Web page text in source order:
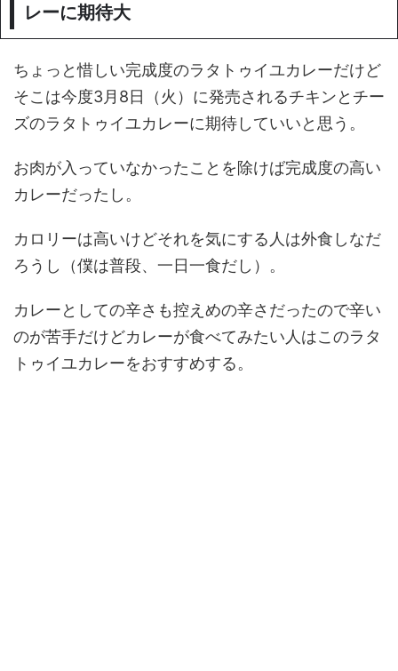
レーに期待大
ちょっと惜しい完成度のラタトゥイユカレーだけど
そこは今度3月8日（火）に発売されるチキンとチー
ズのラタトゥイユカレーに期待していいと思う。
お肉が入っていなかったことを除けば完成度の高い
カレーだったし。
カロリーは高いけどそれを気にする人は外食しなだ
ろうし（僕は普段、一日一食だし）。
カレーとしての辛さも控えめの辛さだったので辛い
のが苦手だけどカレーが食べてみたい人はこのラタ
トゥイユカレーをおすすめする。